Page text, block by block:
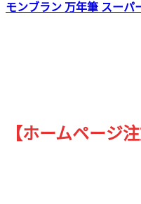
モンブラン 万年筆 スーパ
【ホームページ注